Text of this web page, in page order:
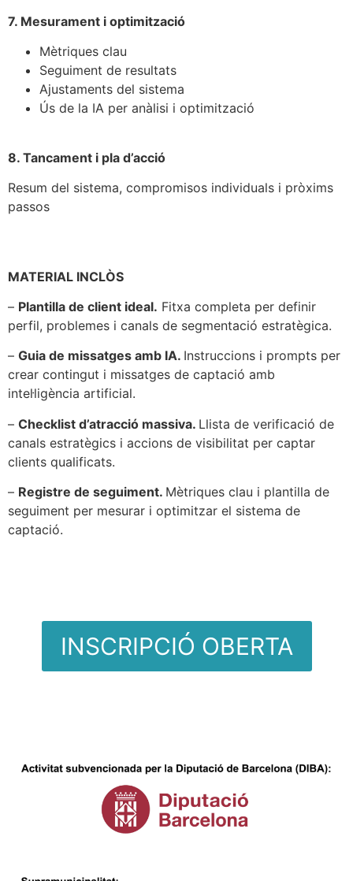
7. Mesurament i optimització
Mètriques clau
Seguiment de resultats
Ajustaments del sistema
Ús de la IA per anàlisi i optimització
8. Tancament i pla d’acció
Resum del sistema, compromisos individuals i pròxims
passos
MATERIAL INCLÒS
– Plantilla de client ideal. Fitxa completa per definir
perfil, problemes i canals de segmentació estratègica.
– Guia de missatges amb IA. Instruccions i prompts per
crear contingut i missatges de captació amb
intel·ligència artificial.
– Checklist d’atracció massiva. Llista de verificació de
canals estratègics i accions de visibilitat per captar
clients qualificats.
– Registre de seguiment. Mètriques clau i plantilla de
seguiment per mesurar i optimitzar el sistema de
captació.
INSCRIPCIÓ OBERTA